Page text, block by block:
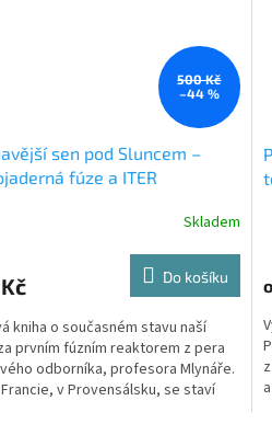
500 Kč
–44 %
sen pod Sluncem –
fúze a ITER
Skladem
Do košíku
kniha o současném stavu naší
prvním fúzním reaktorem z pera
odborníka, profesora Mlynáře.
Francie, v Provensálsku, se staví